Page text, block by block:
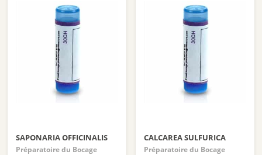
SAPONARIA OFFICINALIS
Préparatoire du Bocage
CALCAREA SULFURICA
Préparatoire du Bocage